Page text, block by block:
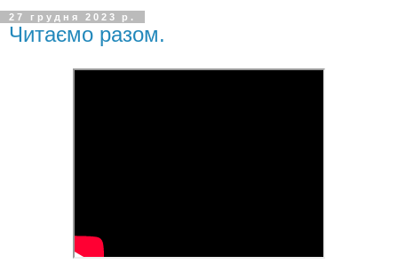
27 грудня 2023 р.
Читаємо разом.